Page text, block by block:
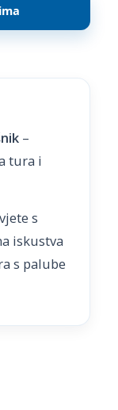
–
tura i
s
iskustva
s palube